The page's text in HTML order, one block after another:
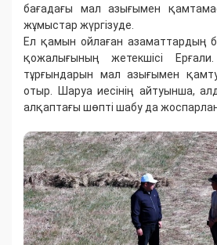
бағадағы мал азығымен
жұмыстар жүргізуде.
Ел қамын ойлаған азаматтардың
қожалығының жетекшісі
тұрғындарын мал азығымен
отыр. Шаруа иесінің айтуынша,
алқаптағы шөпті шабу да